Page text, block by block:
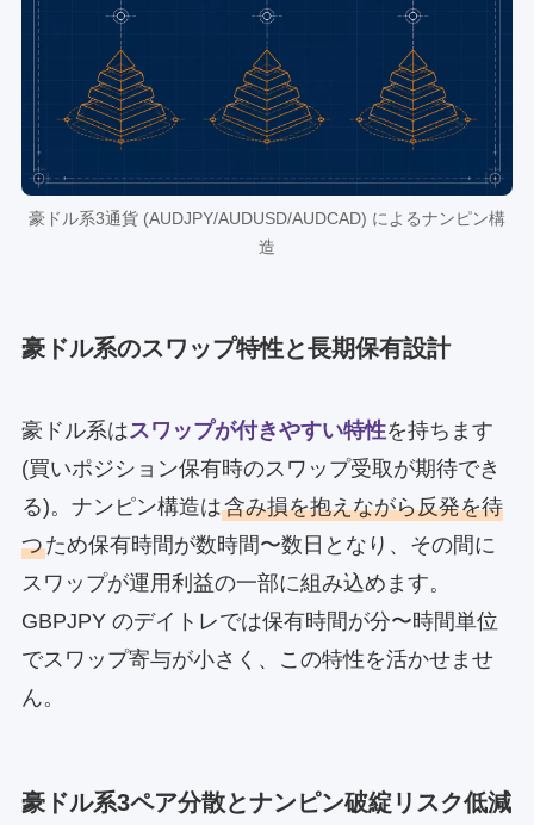
豪ドル系3通貨 (AUDJPY/AUDUSD/AUDCAD) によるナンピン構
造
豪ドル系のスワップ特性と長期保有設計
豪ドル系はスワップが付きやすい特性を持ちます
(買いポジション保有時のスワップ受取が期待でき
る)。ナンピン構造は含み損を抱えながら反発を待
つため保有時間が数時間〜数日となり、その間に
スワップが運用利益の一部に組み込めます。
GBPJPY のデイトレでは保有時間が分〜時間単位
でスワップ寄与が小さく、この特性を活かせませ
ん。
豪ドル系3ペア分散とナンピン破綻リスク低減